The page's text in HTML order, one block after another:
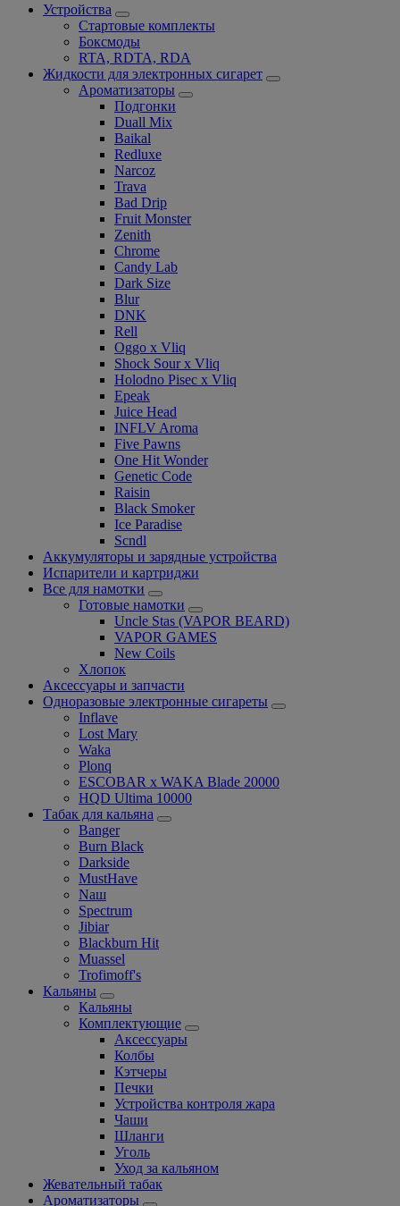
Устройства
Стартовые комплекты
Боксмоды
RTA, RDTA, RDA
Жидкости для электронных сигарет
Ароматизаторы
Подгонки
Duall Mix
Baikal
Redluxe
Narcoz
Trava
Bad Drip
Fruit Monster
Zenith
Chrome
Candy Lab
Dark Size
Blur
DNK
Rell
Oggo x Vliq
Shock Sour x Vliq
Holodno Pisec x Vliq
Epeak
Juice Head
INFLV Aroma
Five Pawns
One Hit Wonder
Genetic Code
Raisin
Black Smoker
Ice Paradise
Scndl
Аккумуляторы и зарядные устройства
Испарители и картриджи
Все для намотки
Готовые намотки
Uncle Stas (VAPOR BEARD)
VAPOR GAMES
New Coils
Хлопок
Аксессуары и запчасти
Одноразовые электронные сигареты
Inflave
Lost Mary
Waka
Plonq
ESCOBAR x WAKA Blade 20000
HQD Ultima 10000
Табак для кальяна
Banger
Burn Black
Darkside
MustHave
Nаш
Spectrum
Jibiar
Blackburn Hit
Muassel
Trofimoff's
Кальяны
Кальяны
Комплектующие
Аксессуары
Колбы
Кэтчеры
Печки
Устройства контроля жара
Чаши
Шланги
Уголь
Уход за кальяном
Жевательный табак
Ароматизаторы